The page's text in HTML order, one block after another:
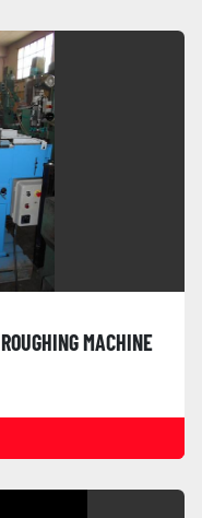
MACHINE